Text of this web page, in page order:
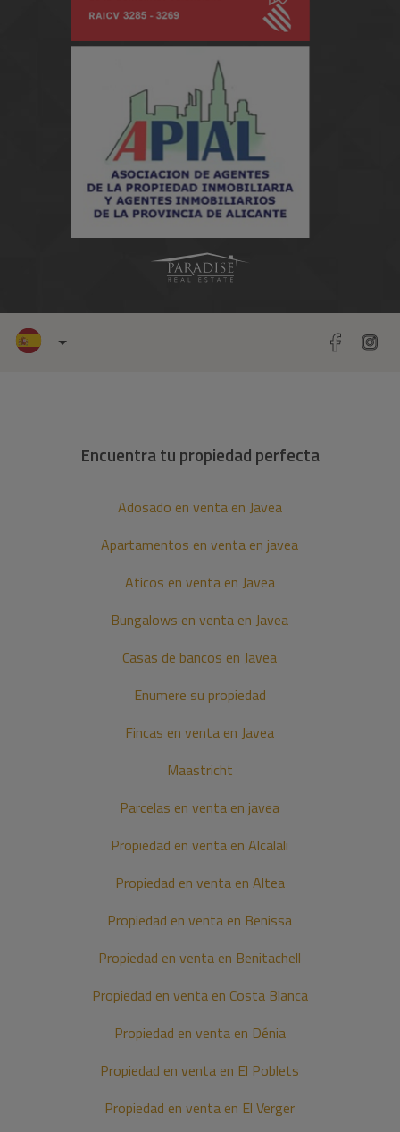
Encuentra tu propiedad perfecta
Adosado en venta en Javea
Apartamentos en venta en javea
Aticos en venta en Javea
Bungalows en venta en Javea
Casas de bancos en Javea
Enumere su propiedad
Fincas en venta en Javea
Maastricht
Parcelas en venta en javea
Propiedad en venta en Alcalali
Propiedad en venta en Altea
Propiedad en venta en Benissa
Propiedad en venta en Benitachell
Propiedad en venta en Costa Blanca
Propiedad en venta en Dénia
Propiedad en venta en El Poblets
Propiedad en venta en El Verger